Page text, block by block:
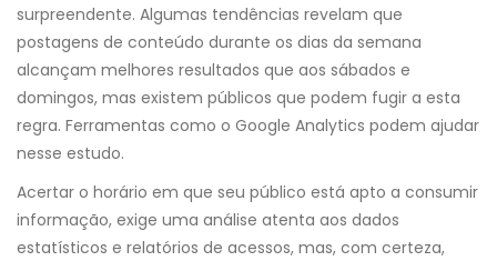
surpreendente. Algumas tendências revelam que
postagens de conteúdo durante os dias da semana
alcançam melhores resultados que aos sábados e
domingos, mas existem públicos que podem fugir a esta
regra. Ferramentas como o Google Analytics podem ajudar
nesse estudo.
Acertar o horário em que seu público está apto a consumir
informação, exige uma análise atenta aos dados
estatísticos e relatórios de acessos, mas, com certeza,